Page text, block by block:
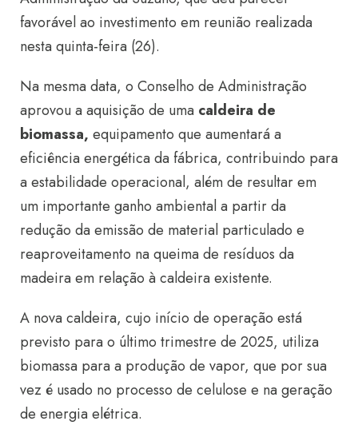
favorável ao investimento em reunião realizada
nesta quinta-feira (26).
Na mesma data, o Conselho de Administração
aprovou a aquisição de uma caldeira de
biomassa, equipamento que aumentará a
eficiência energética da fábrica, contribuindo para
a estabilidade operacional, além de resultar em
um importante ganho ambiental a partir da
redução da emissão de material particulado e
reaproveitamento na queima de resíduos da
madeira em relação à caldeira existente.
A nova caldeira, cujo início de operação está
previsto para o último trimestre de 2025, utiliza
biomassa para a produção de vapor, que por sua
vez é usado no processo de celulose e na geração
de energia elétrica.